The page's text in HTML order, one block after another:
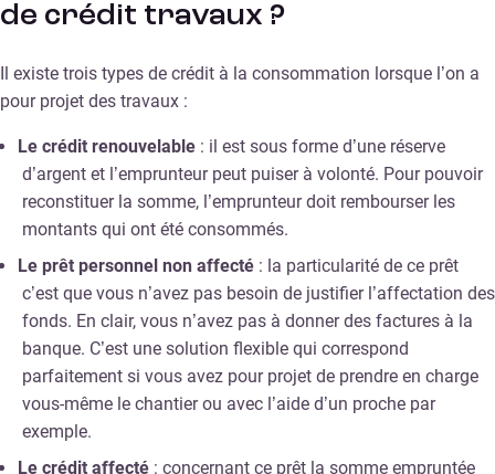
de crédit travaux ?
Il existe trois types de crédit à la consommation lorsque l’on a
pour projet des travaux :
Le crédit renouvelable : il est sous forme d’une réserve
d’argent et l’emprunteur peut puiser à volonté. Pour pouvoir
reconstituer la somme, l’emprunteur doit rembourser les
montants qui ont été consommés.
Le prêt personnel non affecté : la particularité de ce prêt
c’est que vous n’avez pas besoin de justifier l’affectation des
fonds. En clair, vous n’avez pas à donner des factures à la
banque. C’est une solution flexible qui correspond
parfaitement si vous avez pour projet de prendre en charge
vous-même le chantier ou avec l’aide d’un proche par
exemple.
Le crédit affecté : concernant ce prêt la somme empruntée